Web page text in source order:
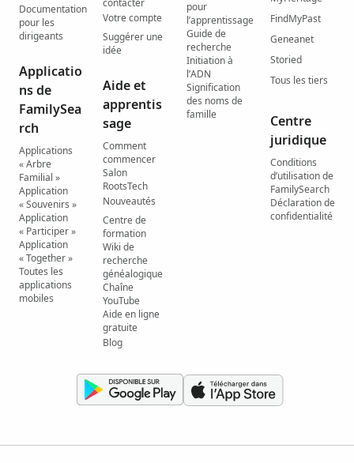
Documentation
pour les
dirigeants
Applicatio
ns de
FamilySea
rch
Applications
« Arbre
Familial »
Application
« Souvenirs »
Application
« Participer »
Application
« Together »
Toutes les
applications
mobiles
contacter
Votre compte
Suggérer une
idée
Aide et
apprentis
sage
Comment
commencer
Salon
RootsTech
Nouveautés
Centre de
formation
Wiki de
recherche
généalogique
Chaîne
YouTube
Aide en ligne
gratuite
Blog
pour
l’apprentissage
Guide de
recherche
Initiation à
l’ADN
Signification
des noms de
famille
FindMyPast
Geneanet
Storied
Tous les tiers
Centre
juridique
Conditions
d’utilisation de
FamilySearch
Déclaration de
confidentialité